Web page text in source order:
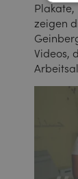
zeigen
Videos,